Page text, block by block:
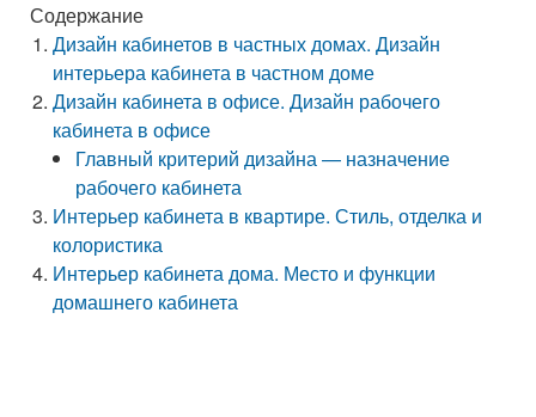
Содержание
Дизайн кабинетов в частных домах. Дизайн
интерьера кабинета в частном доме
Дизайн кабинета в офисе. Дизайн рабочего
кабинета в офисе
Главный критерий дизайна — назначение
рабочего кабинета
Интерьер кабинета в квартире. Стиль, отделка и
колористика
Интерьер кабинета дома. Место и функции
домашнего кабинета